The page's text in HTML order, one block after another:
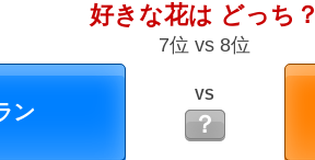
好きな花は どっち？
7位 vs 8位
VS
？